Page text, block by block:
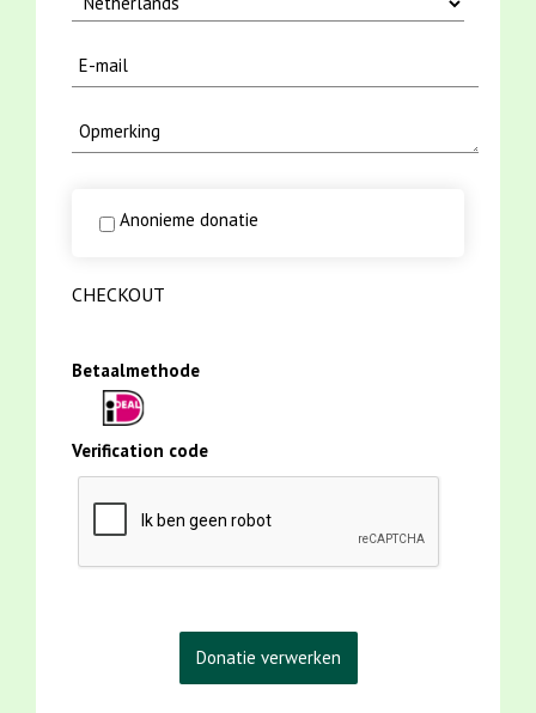
Anonieme donatie
CHECKOUT
Betaalmethode
Verification code